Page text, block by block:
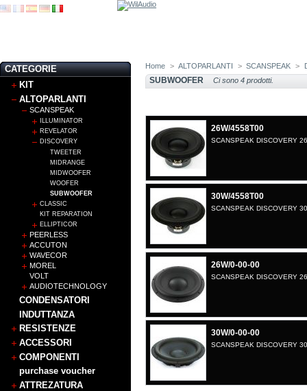
CATEGORIE
KIT
ALTOPARLANTI
SCANSPEAK
ILLUMINATOR
REVELATOR
DISCOVERY
TWEETER
MIDRANGE
MIDWOOFER
WOOFER
SUBWOOFER
CLASSIC
KIT REPARATION
ELLIPTICOR
PEERLESS
ACCUTON
WAVECOR
MOREL
VOLT
AUDIOTECHNOLOGY
CONDENSATORI
INDUTTANZA
RESISTENZE
ACCESSORI
COMPONENTI
purchase voucher
ATTREZATURA
Home > ALTOPARLANTI > SCANSPEAK >
SUBWOOFER Ci sono 4 prodotti.
26W/4558T00
SCANSPEAK DISCOVERY
30W/4558T00
SCANSPEAK DISCOVERY
26W/0-00-00
SCANSPEAK DISCOVERY
30W/0-00-00
SCANSPEAK DISCOVERY